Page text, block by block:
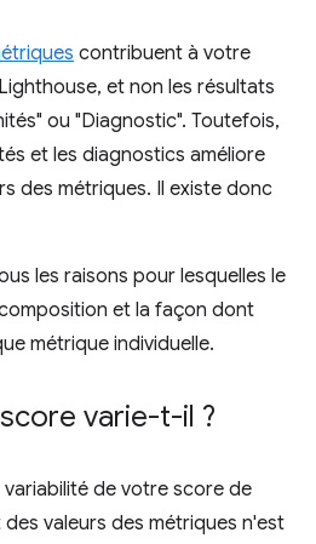
contribuent à votre
et non les résultats
ou "Diagnostic". Toutefois,
et les diagnostics améliore
des métriques. Il existe donc
les raisons pour lesquelles le
et la façon dont
métrique individuelle.
varie-t-il ?
de votre score de
valeurs des métriques n'est